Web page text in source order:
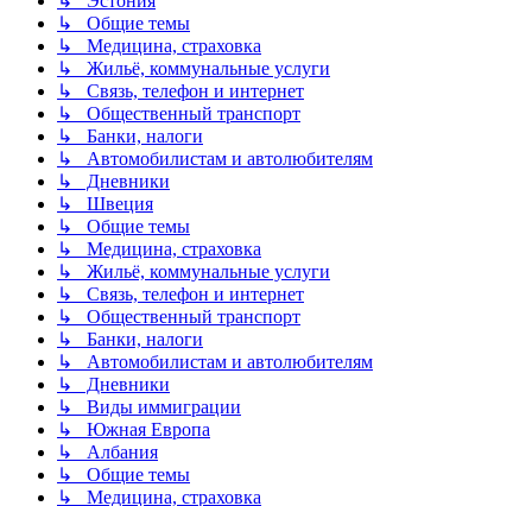
↳ Общие темы
↳ Медицина, страховка
↳ Жильё, коммунальные услуги
↳ Связь, телефон и интернет
↳ Общественный транспорт
↳ Банки, налоги
↳ Автомобилистам и автолюбителям
↳ Дневники
↳ Швеция
↳ Общие темы
↳ Медицина, страховка
↳ Жильё, коммунальные услуги
↳ Связь, телефон и интернет
↳ Общественный транспорт
↳ Банки, налоги
↳ Автомобилистам и автолюбителям
↳ Дневники
↳ Виды иммиграции
↳ Южная Европа
↳ Албания
↳ Общие темы
↳ Медицина, страховка